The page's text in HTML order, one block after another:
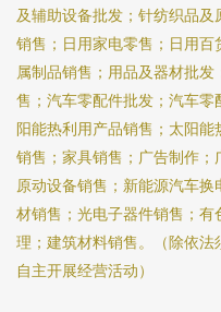
及辅助设备批发；针纺织品
销售；日用家电零售；日用
属制品销售；用品及器材批
售；汽车零配件批发；汽车
阳能热利用产品销售；太阳
销售；家具销售；广告制作
原动设备销售；新能源汽车
材销售；光电子器件销售；
理；建筑材料销售。（除依
自主开展经营活动）